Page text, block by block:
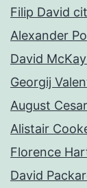
Filip David
Alexander
David
Georgij
August
Alistair
Florence
David